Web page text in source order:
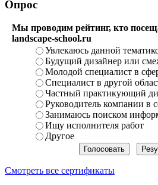
Опрос
Мы проводим рейтинг, кто
landscape-school.ru
Увлекаюсь данной
Будущий дизайнер или
Молодой специалист в
Специалист в другой
Частный практикующий
Руководитель компании в
Занимаюсь поиском
Ищу исполнителя работ
Другое
Смотреть все сертификаты